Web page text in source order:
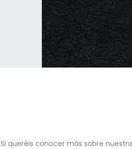
Si queréis conocer más sobre